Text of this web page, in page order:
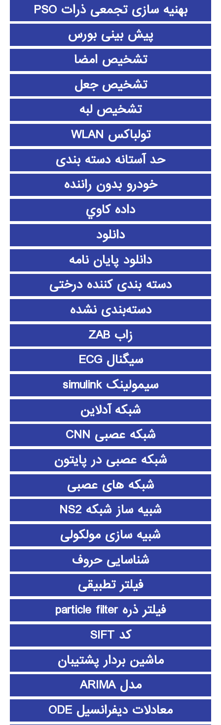
بهنیه سازی تجمعی ذرات PSO
پیش بینی بورس
تشخیص امضا
تشخیص جعل
تشخیص لبه
تولباکس WLAN
حد آستانه دسته بندی
خودرو بدون راننده
داده كاوي
دانلود
دانلود پايان نامه
دسته بندی کننده درختی
دسته‌بندی نشده
زاب ZAB
سیگنال ECG
سیمولینک simulink
شبکه آدلاین
شبکه عصبی CNN
شبکه عصبی در پایتون
شبکه های عصبی
شبیه ساز شبکه NS2
شبیه سازی مولکولی
شناسایی حروف
فیلتر تطبیقی
فیلتر ذره particle filter
کد SIFT
ماشین بردار پشتیبان
مدل ARIMA
معادلات دیفرانسیل ODE